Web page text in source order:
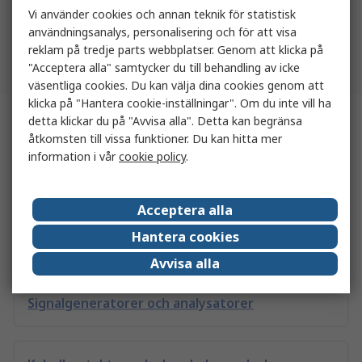
Resultat per sida
20 50 100
Tillbaka till toppen
Relaterade länkar
Datainsamling och loggning
Signalgeneratorer och analysatorer
Vi använder cookies och annan teknik för statistisk
användningsanalys, personalisering och för att visa
reklam på tredje parts webbplatser. Genom att klicka på
"Acceptera alla" samtycker du till behandling av icke
väsentliga cookies. Du kan välja dina cookies genom att
klicka på "Hantera cookie-inställningar". Om du inte vill ha
detta klickar du på "Avvisa alla". Detta kan begränsa
åtkomsten till vissa funktioner. Du kan hitta mer
information i vårcookie policy.
Acceptera alla
Hantera cookies
Avvisa alla